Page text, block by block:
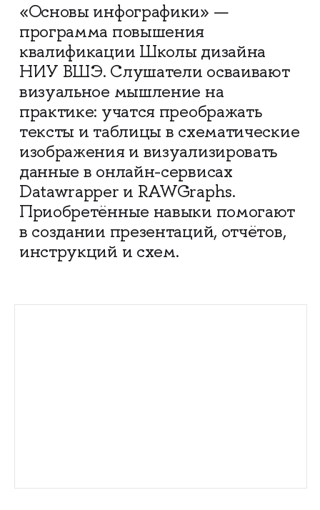
«Основы инфографики» —
программа повышения
квалификации Школы дизайна
НИУ ВШЭ. Слушатели осваивают
визуальное мышление на
практике: учатся преображать
тексты и таблицы в схематические
изображения и визуализировать
данные в онлайн-сервисах
Datawrapper и RAWGraphs.
Приобретённые навыки помогают
в создании презентаций, отчётов,
инструкций и схем.